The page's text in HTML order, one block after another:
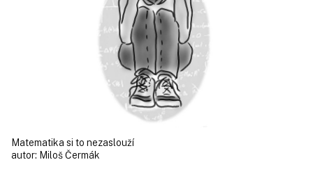
Matematika si to nezaslouží
autor: Miloš Čermák